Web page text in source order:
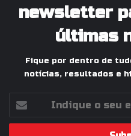
newsletter
últimas
Fique por dentro de
notícias, resultados e
seu